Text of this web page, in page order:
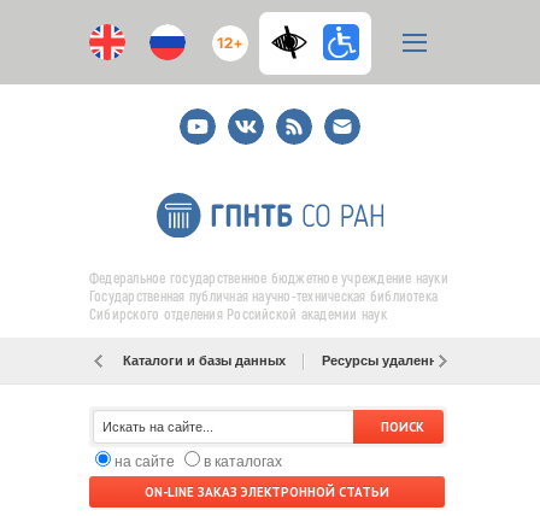
12+
YoutubeВКонтакте
RSS
E-
mail
подписка
Федеральное государственное бюджетное учреждение науки
Государственная публичная научно-техническая библиотека
Сибирского отделения Российской академии наук
Каталоги и базы данных Ресурсы удаленного доступа
на сайте
в каталогах
ON-LINE ЗАКАЗ ЭЛЕКТРОННОЙ СТАТЬИ